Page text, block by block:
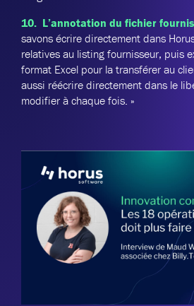
10. L’annotation du fichier
savons écrire directement dans
relatives au listing fournisseur, puis
format Excel pour la transférer au
aussi réécrire directement dans le
modifier à chaque fois. »